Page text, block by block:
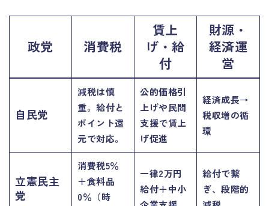
政党 消費税
賃上
げ・給
付
財源・
経済運
営
自民党
減税は慎
重。給付と
ポイント還
元で対応。
公的価格引
上げや民間
支援で賃上
げ促進
経済成長→
税収増の循
環
立憲民主
党
消費税5％
＋食料品
0％（時
一律2万円
給付＋中小
給付で繋
ぎ、段階的